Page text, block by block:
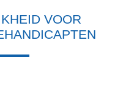
VOOR